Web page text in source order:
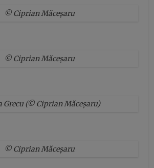
© Ciprian Măceșaru
© Ciprian Măceșaru
Grecu (© Ciprian Măceșaru)
© Ciprian Măceșaru